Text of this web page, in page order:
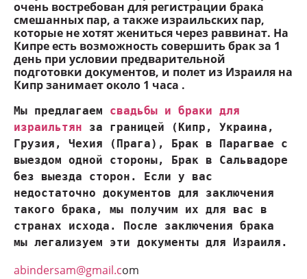
очень востребован для регистрации брака
смешанных пар, а также израильских пар,
которые не хотят жениться через раввинат. На
Кипре есть возможность совершить брак за 1
день при условии предварительной
подготовки документов, и полет из Израиля на
Кипр занимает около 1 часа .
Мы предлагаем свадьбы и браки для
израильтян за границей (Кипр, Украина,
Грузия, Чехия (Прага), Брак в Парагвае с
выездом одной стороны, Брак в Сальвадоре
без выезда сторон. Если у вас
недостаточно документов для заключения
такого брака, мы получим их для вас в
странах исхода. После заключения брака
мы легализуем эти документы для Израиля.
abindersam@gmail.com